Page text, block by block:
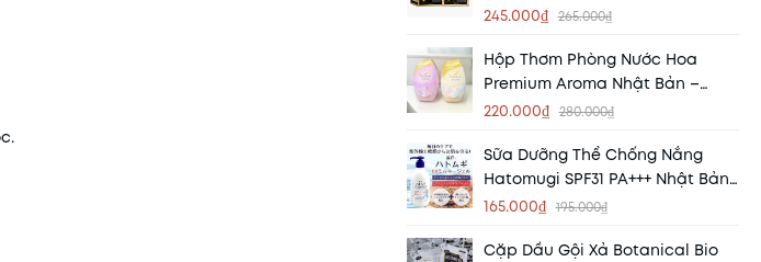
25ml) – Phủ Bạc Tự Nhiên Chỉ
245.000₫ 265.000₫
Hộp Thơm Phòng Nước Hoa
Premium Aroma Nhật Bản –
Mang Hương Thơm Tinh Tế Đến
220.000₫ 280.000₫
Sữa Dưỡng Thể Chống Nắng
Hatomugi SPF31 PA+++ Nhật Bản
250ml – Dưỡng Ẩm, Bảo Vệ Da
165.000₫ 195.000₫
Cặp Dầu Gội Xả Botanical Bio